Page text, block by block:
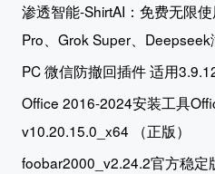
渗透智能-ShirtAI：免费无限
Pro、Grok Super、Deepseek
PC 微信防撤回插件 适用
Office 2016-2024安装工具
v10.20.15.0_x64 （正版）
foobar2000_v2.24.2官方稳定